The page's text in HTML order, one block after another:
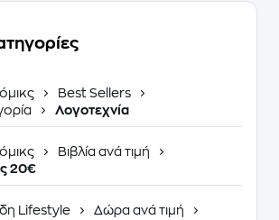
Best Sellers
Λογοτεχνία
Βιβλία ανά τιμή
20€
Lifestyle
Δώρα ανά τιμή